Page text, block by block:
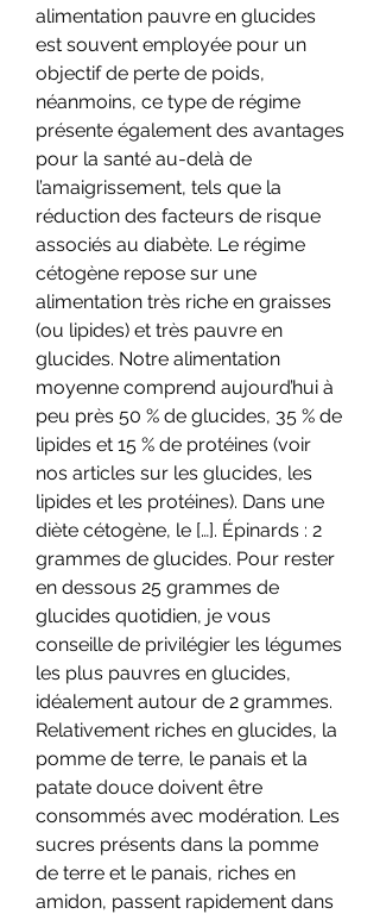
alimentation pauvre en glucides
est souvent employée pour un
objectif de perte de poids,
néanmoins, ce type de régime
présente également des avantages
pour la santé au-delà de
l’amaigrissement, tels que la
réduction des facteurs de risque
associés au diabète. Le régime
cétogène repose sur une
alimentation très riche en graisses
(ou lipides) et très pauvre en
glucides. Notre alimentation
moyenne comprend aujourd’hui à
peu près 50 % de glucides, 35 % de
lipides et 15 % de protéines (voir
nos articles sur les glucides, les
lipides et les protéines). Dans une
diète cétogène, le […]. Épinards : 2
grammes de glucides. Pour rester
en dessous 25 grammes de
glucides quotidien, je vous
conseille de privilégier les légumes
les plus pauvres en glucides,
idéalement autour de 2 grammes.
Relativement riches en glucides, la
pomme de terre, le panais et la
patate douce doivent être
consommés avec modération. Les
sucres présents dans la pomme
de terre et le panais, riches en
amidon, passent rapidement dans